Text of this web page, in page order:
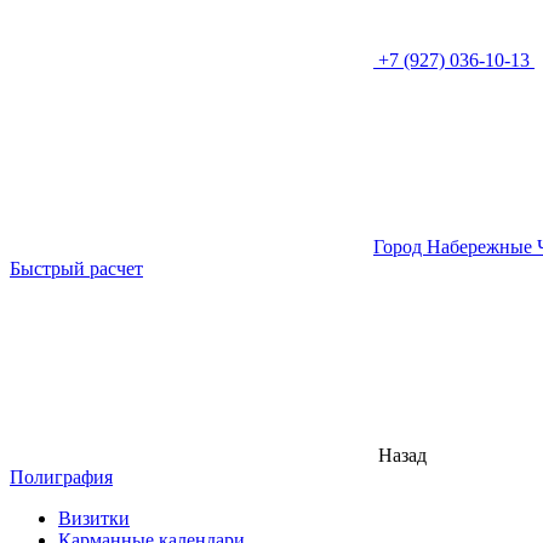
+7 (927) 036-10-13
Город Набережные
Быстрый расчет
Назад
Полиграфия
Визитки